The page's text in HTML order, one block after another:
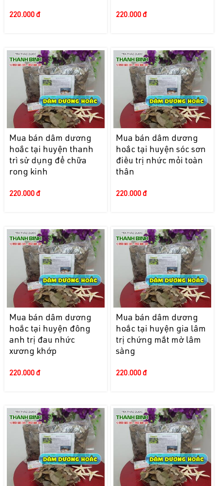
220.000 đ 220.000 đ
Mua bán dâm dương
hoắc tại huyện thanh
trì sử dụng để chữa
rong kinh
220.000 đ
Mua bán dâm dương
hoắc tại huyện sóc sơn
điều trị nhức mỏi toàn
thân
220.000 đ
Mua bán dâm dương
hoắc tại huyện đông
anh trị đau nhức
xương khớp
220.000 đ
Mua bán dâm dương
hoắc tại huyện gia lâm
trị chứng mắt mờ lâm
sàng
220.000 đ